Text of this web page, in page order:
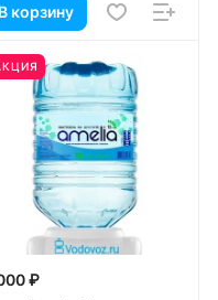
В корзину
₽